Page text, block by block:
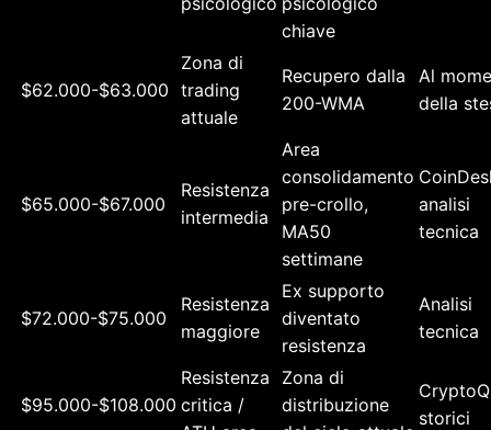
chiave
$62.000-$63.000
Zona di
trading
attuale
Recupero dalla
200-WMA
Al
della
$65.000-$67.000
Resistenza
intermedia
Area
consolidamento
pre-crollo,
MA50
settimane
analisi
tecnica
$72.000-$75.000
Resistenza
maggiore
Ex supporto
diventato
resistenza
Analisi
tecnica
$95.000-$108.000
Resistenza
critica /
Zona di
distribuzione
storici